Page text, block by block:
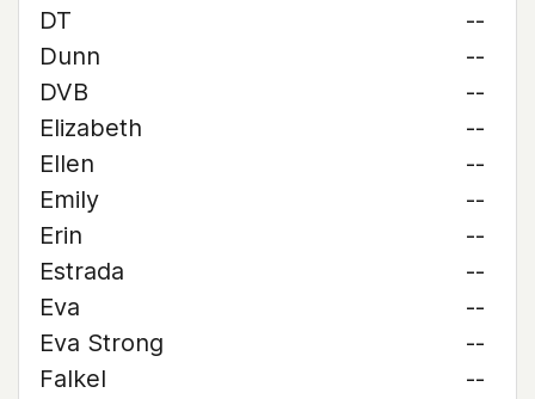
DT
--
Dunn
--
DVB
--
Elizabeth
--
Ellen
--
Emily
--
Erin
--
Estrada
--
Eva
--
Eva Strong
--
Falkel
--